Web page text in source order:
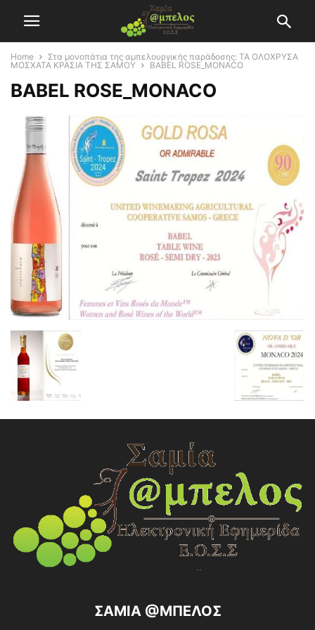
Home
Στα μονοπάτια της αμπελουργικής παράδοσης: ΤΑ ΟΛΟΧΡΥΣΑ
ΜΟΣΧΑΤΑ ΚΡΑΣΙΑ ΤΗΣ ΣΑΜΟΥ
BABEL ROSE_MONACO
BABEL ROSE_MONACO
ΣΑΜΙΑ @ΜΠΕΛΟΣ